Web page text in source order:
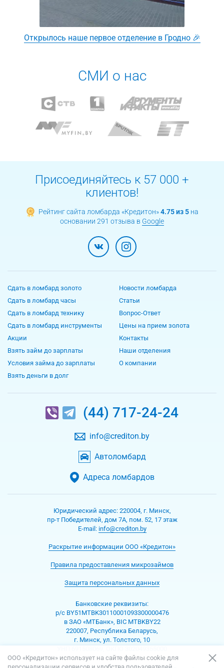
Открылось наше первое отделение в Гродно 🎉
СМИ о нас
Присоединяйтесь к 57 000 +
клиентов!
Рейтинг сайта ломбарда «Кредитон»4.75 из 5 на
основании 291 отзыва в Google
Сдать в ломбард золото
Сдать в ломбард часы
Сдать в ломбард технику
Сдать в ломбард инструменты
Акции
Взять займ до зарплаты
Условия займа до зарплаты
Взять деньги в долг
Новости ломбарда
Статьи
Вопрос-Ответ
Цены на прием золота
Контакты
Наши отделения
О компании
(44) 717-24-24
info@crediton.by
Автоломбард
Адреса ломбардов
Юридический адрес: 220004, г. Минск,
пр-т Победителей, дом 7А, пом. 52, 17 этаж
Е-mаil: info@crediton.by
Раскрытие информации ООО «Кредитон»
Правила предоставления микрозаймов
Защита персональных данных
Банковские реквизиты:
р/с BY51MTBK30110001093300000476
в ЗАО «МТБанк», BIC MTBKBY22
220007, Республика Беларусь,
г. Минск, ул. Толстого, 10
ООО «Кредитон» использует на сайте файлы cookie для